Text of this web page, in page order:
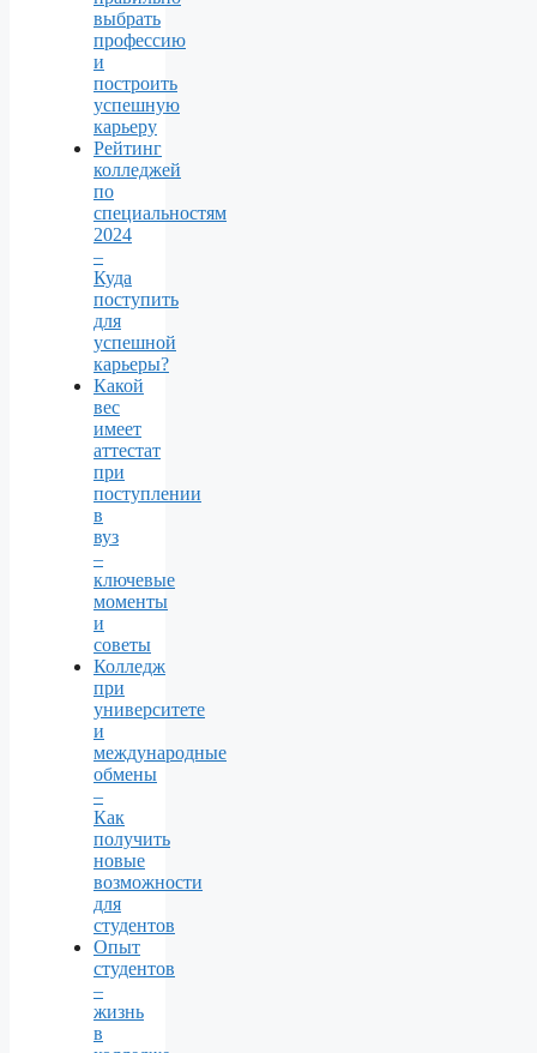
выбрать
профессию
и
построить
успешную
карьеру
Рейтинг
колледжей
по
специальностям
2024
–
Куда
поступить
для
успешной
карьеры?
Какой
вес
имеет
аттестат
при
поступлении
в
вуз
–
ключевые
моменты
и
советы
Колледж
при
университете
и
международные
обмены
–
Как
получить
новые
возможности
для
студентов
Опыт
студентов
–
жизнь
в